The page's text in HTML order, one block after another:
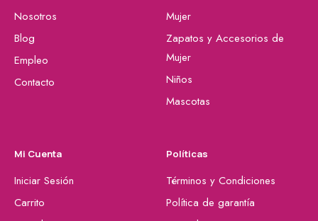
Nosotros
Blog
Empleo
Contacto
Mujer
Zapatos y Accesorios de
Mujer
Niños
Mascotas
Mi Cuenta
Iniciar Sesión
Carrito
Políticas
Términos y Condiciones
Política de garantía